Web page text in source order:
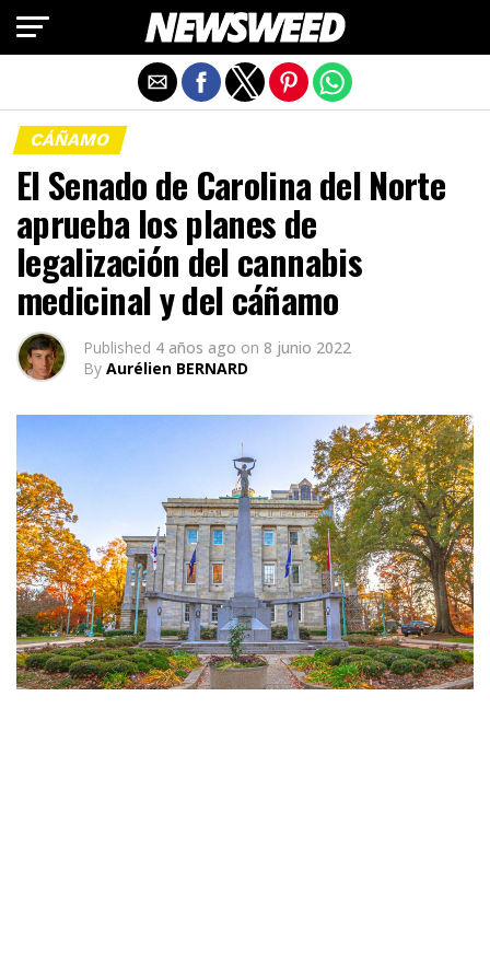
CÁÑAMO
El Senado de Carolina del Norte
aprueba los planes de
legalización del cannabis
medicinal y del cáñamo
Published 4 años ago on 8 junio 2022
By Aurélien BERNARD
Salir de la versión móvil